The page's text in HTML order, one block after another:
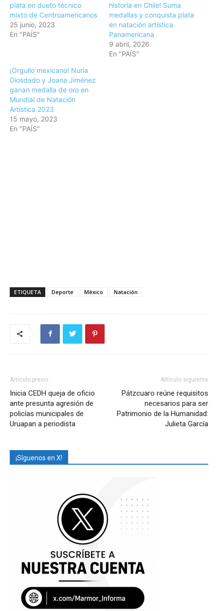
plata en dueto técnico
mixto de Centroamericanos
25 junio, 2023
En "PAÍS"
historia en Chile! Suma
medallas y conquista plata
en natación artística
Panamericana
9 abril, 2026
En "PAÍS"
¡Orgullo mexicano! Nuria
Diosdado y Joana Jiménez
ganan medalla de oro en
Mundial de Natación
Artística 2023
15 mayo, 2023
En "PAÍS"
ETIQUETA Deporte México Natación
Artículo previo
Inicia CEDH queja de oficio
ante presunta agresión de
policías municipales de
Uruapan a periodista
Artículo siguiente
Pátzcuaro reúne requisitos
necesarios para ser
Patrimonio de la Humanidad:
Julieta García
¡Síguenos en X!